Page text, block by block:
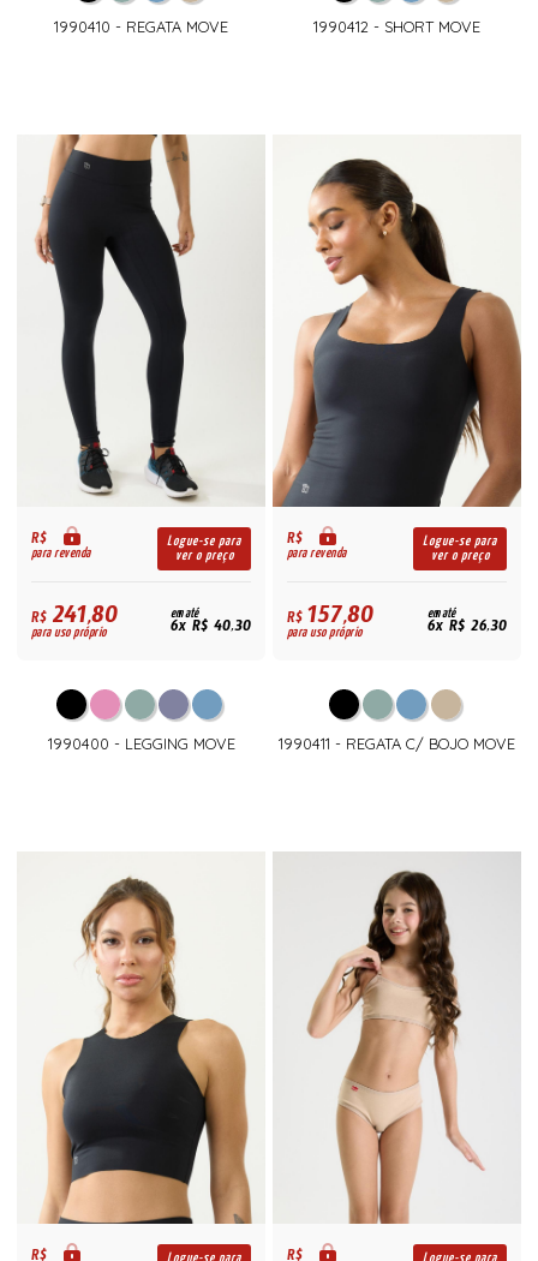
1990410 - REGATA MOVE 1990412 - SHORT MOVE
R$
para revenda
Logue-se para
ver o preço
R$241,80
para uso próprio
em até
6x R$ 40,30
1990400 - LEGGING MOVE
R$
para revenda
Logue-se para
ver o preço
R$157,80
para uso próprio
em até
6x R$ 26,30
1990411 - REGATA C/ BOJO MOVE
Logue-se para Logue-se para